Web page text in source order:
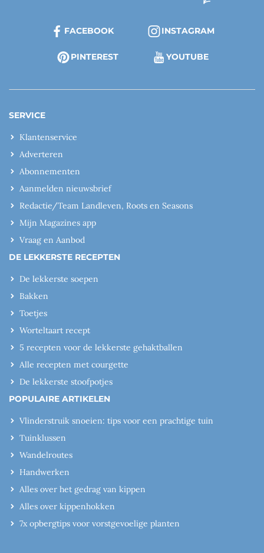
FACEBOOK INSTAGRAM
PINTEREST YOUTUBE
SERVICE
Klantenservice
Adverteren
Abonnementen
Aanmelden nieuwsbrief
Redactie/Team Landleven, Roots en Seasons
Mijn Magazines app
Vraag en Aanbod
DE LEKKERSTE RECEPTEN
De lekkerste soepen
Bakken
Toetjes
Worteltaart recept
5 recepten voor de lekkerste gehaktballen
Alle recepten met courgette
De lekkerste stoofpotjes
POPULAIRE ARTIKELEN
Vlinderstruik snoeien: tips voor een prachtige tuin
Tuinklussen
Wandelroutes
Handwerken
Alles over het gedrag van kippen
Alles over kippenhokken
7x opbergtips voor vorstgevoelige planten